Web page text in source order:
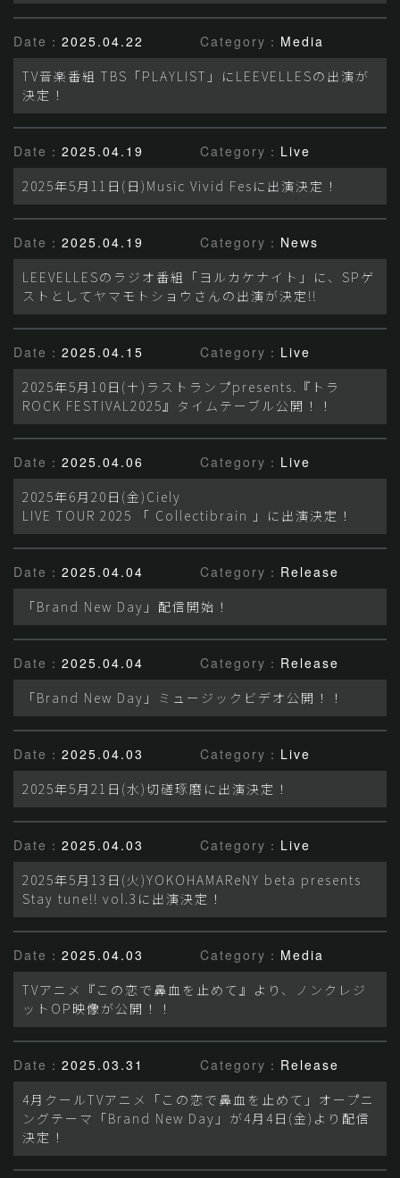
Date： 2025.04.22 Category： Media
TV音楽番組 TBS「PLAYLIST」にLEEVELLESの出演が
決定！
Date： 2025.04.19 Category： Live
2025年5月11日(日)Music Vivid Fesに出演決定！
Date： 2025.04.19 Category： News
LEEVELLESのラジオ番組「ヨルカケナイト」に、SPゲ
ストとしてヤマモトショウさんの出演が決定!!
Date： 2025.04.15 Category： Live
2025年5月10日(土)ラストランプpresents.『トラ
ROCK FESTIVAL2025』タイムテーブル公開！！
Date： 2025.04.06 Category： Live
2025年6月20日(金)Ciely
LIVE TOUR 2025 「 Collectibrain 」に出演決定！
Date： 2025.04.04 Category： Release
「Brand New Day」配信開始！
Date： 2025.04.04 Category： Release
「Brand New Day」ミュージックビデオ公開！！
Date： 2025.04.03 Category： Live
2025年5月21日(水)切磋琢磨に出演決定！
Date： 2025.04.03 Category： Live
2025年5月13日(火)YOKOHAMAReNY beta presents
Stay tune!! vol.3に出演決定！
Date： 2025.04.03 Category： Media
TVアニメ『この恋で鼻血を止めて』より、ノンクレジ
ットOP映像が公開！！
Date： 2025.03.31 Category： Release
4月クールTVアニメ「この恋で鼻血を止めて」オープニ
ングテーマ「Brand New Day」が4月4日(金)より配信
決定！